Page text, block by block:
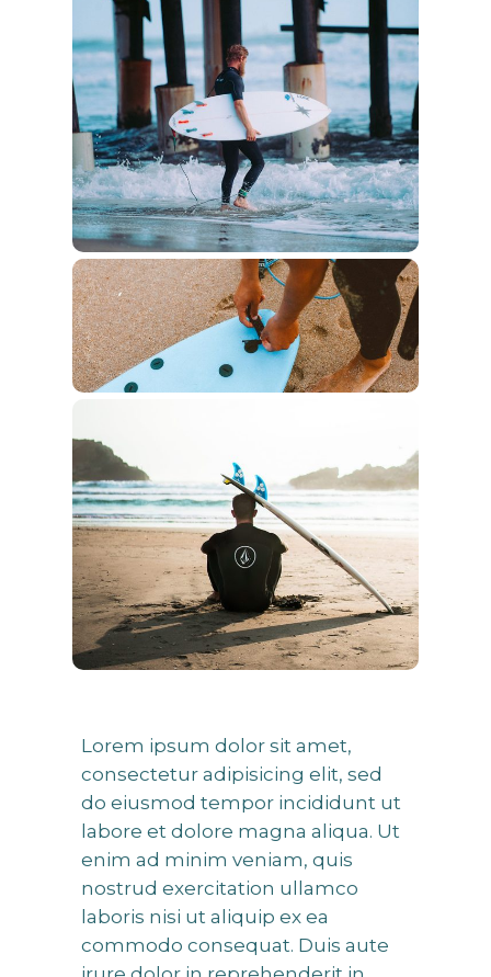
Lorem ipsum dolor sit amet,
consectetur adipisicing elit, sed
do eiusmod tempor incididunt ut
labore et dolore magna aliqua. Ut
enim ad minim veniam, quis
nostrud exercitation ullamco
laboris nisi ut aliquip ex ea
commodo consequat. Duis aute